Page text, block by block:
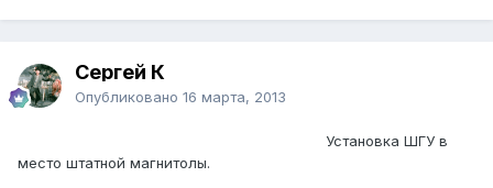
Сергей К
Опубликовано 16 марта, 2013
Установка ШГУ в
место штатной магнитолы.